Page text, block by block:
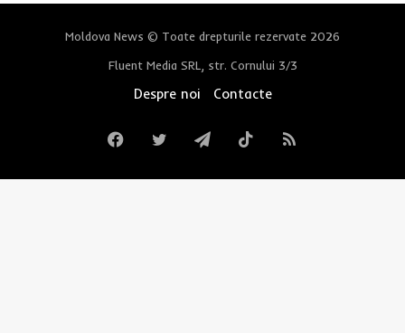
Moldova News © Toate drepturile rezervate 2026
Fluent Media SRL, str. Cornului 3/3
Despre noi Contacte
FacebookTwitterTelegramTikTokRSS